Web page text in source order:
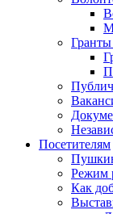
Посетителям
Режим
Как